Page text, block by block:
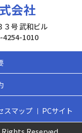
会社
３号 武和ビル
4254-1010
スマップ
PCサイト